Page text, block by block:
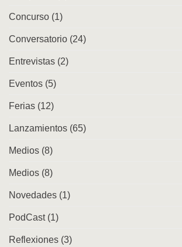
Concurso (1)
Conversatorio (24)
Entrevistas (2)
Eventos (5)
Ferias (12)
Lanzamientos (65)
Medios (8)
Medios (8)
Novedades (1)
PodCast(1)
Reflexiones (3)